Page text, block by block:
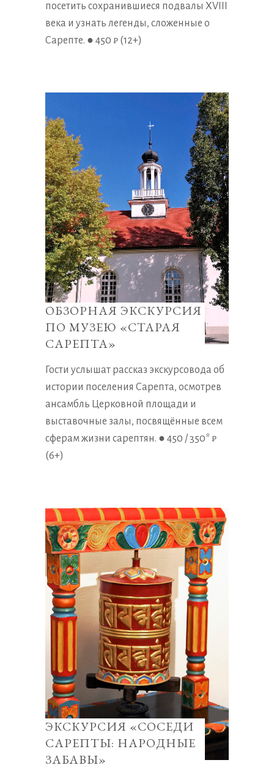
посетить сохранившиеся подвалы XVIII
века и узнать легенды, сложенные о
Сарепте. ● 450 ₽ (12+)
ОБЗОРНАЯ ЭКСКУРСИЯ
ПО МУЗЕЮ «СТАРАЯ
САРЕПТА»
Гости услышат рассказ экскурсовода об
истории поселения Сарепта, осмотрев
ансамбль Церковной площади и
выставочные залы, посвящённые всем
сферам жизни сарептян. ● 450 / 350* ₽
(6+)
ЭКСКУРСИЯ «СОСЕДИ
САРЕПТЫ: НАРОДНЫЕ
ЗАБАВЫ»